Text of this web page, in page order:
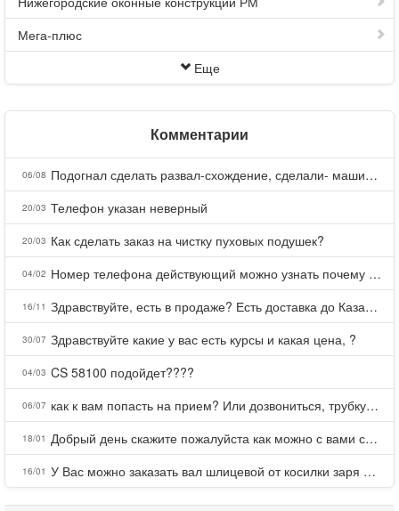
Мега-плюс
Еще
Комментарии
06/08 Подогнал сделать развал-схождение, сделали- машина уходит на право и колеса проверил все хорошо с атмосферами ужас как можно делать авто, не ужели не берегут свою репутацию, не советую.
20/03 Телефон указан неверный
20/03 Как сделать заказ на чистку пуховых подушек?
04/02 Номер телефона действующий можно узнать почему номер неправельный
16/11 Здравствуйте, есть в продаже? Есть доставка до Казани?
30/07 Здравствуйте какие у вас есть курсы и какая цена, ?
04/03 CS 58100 подойдет????
06/07 как к вам попасть на прием? Или дозвониться, трубку не берете.
18/01 Добрый день скажите пожалуйста как можно с вами связаться . Телефон не отвечает .Заказала кухню в тц Хороший есть претензии а менеджер контактов не дает .Что делать?
16/01 У Вас можно заказать вал шлицевой от косилки заря для мтз, который соединяет мотоблок с косилкой.?